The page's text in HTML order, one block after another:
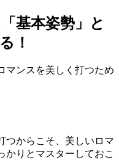
基本姿勢」と
！
マンスを美しく打つため
つからこそ、美しいロマ
かりとマスターしておこ